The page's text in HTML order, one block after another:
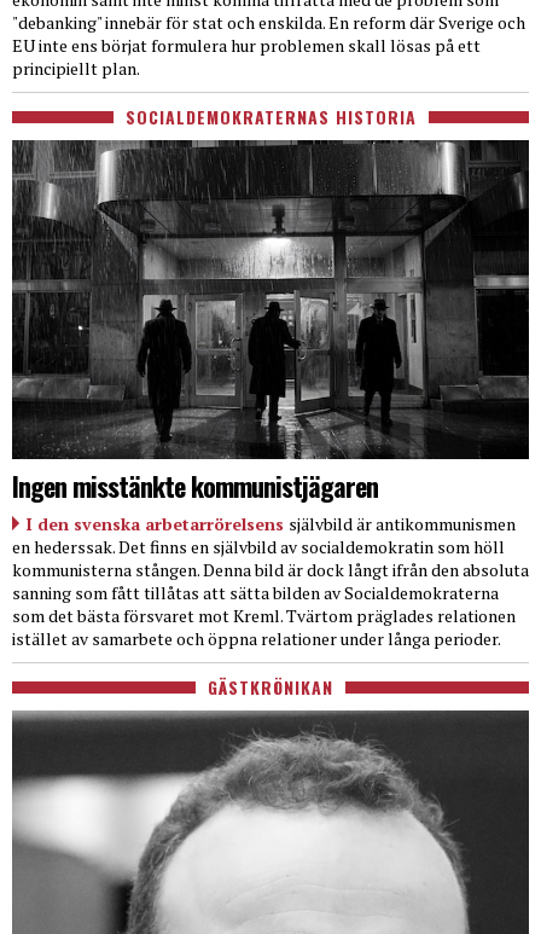
"debanking" innebär för stat och enskilda. En reform där Sverige och
EU inte ens börjat formulera hur problemen skall lösas på ett
principiellt plan.
SOCIALDEMOKRATERNAS HISTORIA
Ingen misstänkte kommunistjägaren
I den svenska arbetarrörelsens självbild är antikommunismen
en hederssak. Det finns en självbild av socialdemokratin som höll
kommunisterna stången. Denna bild är dock långt ifrån den absoluta
sanning som fått tillåtas att sätta bilden av Socialdemokraterna
som det bästa försvaret mot Kreml. Tvärtom präglades relationen
istället av samarbete och öppna relationer under långa perioder.
GÄSTKRÖNIKAN